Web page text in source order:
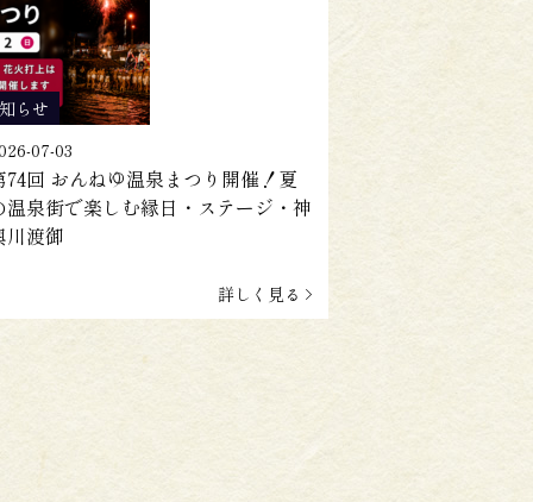
らせ
07-03
74回 おんねゆ温泉まつり開催！夏
温泉街で楽しむ縁日・ステージ・神
川渡御
詳しく見る